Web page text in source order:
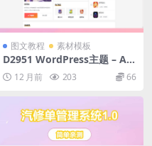
图文教程 素材模板
D2951 WordPress主题 – AZJ
双端应用下载主题
12 月前 203 66